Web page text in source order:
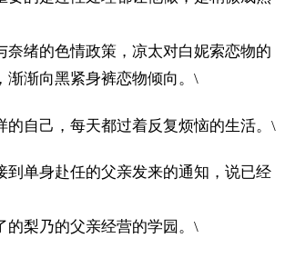
奈绪的色情政策，凉太对白妮索恋物的
渐渐向黑紧身裤恋物倾向。\
的自己，每天都过着反复烦恼的生活。\
到单身赴任的父亲发来的通知，说已经
的梨乃的父亲经营的学园。\